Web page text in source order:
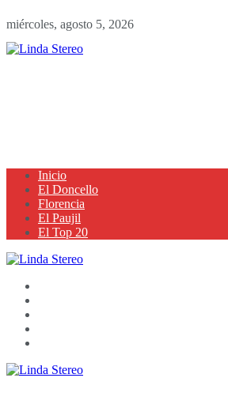
miércoles, agosto 5, 2026
Inicio
El Doncello
Florencia
El Paujil
El Top 20